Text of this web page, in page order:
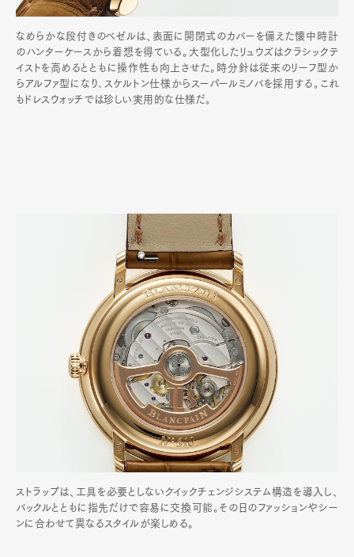
なめらかな段付きのベゼルは、表面に開閉式のカバーを備えた懐中時計
のハンターケースから着想を得ている。大型化したリュウズはクラシックテ
イストを高めるとともに操作性も向上させた。時分針は従来のリーフ型か
らアルファ型になり､スケルトン仕様からスーパールミノバを採用する｡これ
もドレスウォッチでは珍しい実用的な仕様だ｡
ストラップは、工具を必要としないクイックチェンジシステム構造を導入し、
バックルとともに指先だけで容易に交換可能。その日のファッションやシー
ンに合わせて異なるスタイルが楽しめる。